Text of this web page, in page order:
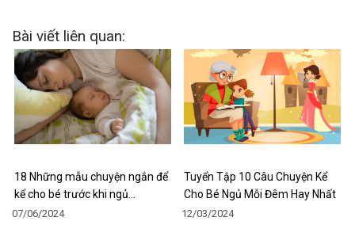
Bài viết liên quan:
18 Những mẫu chuyện ngắn để
kể cho bé trước khi ngủ…
07/06/2024
Tuyển Tập 10 Câu Chuyện Kể
Cho Bé Ngủ Mỗi Đêm Hay Nhất
12/03/2024